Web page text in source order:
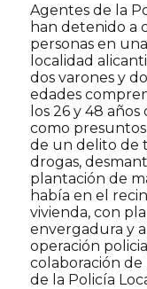
Agentes de la
han detenido a
personas en
localidad
dos varones y
edades
los 26 y 48 años
como
de un delito de
drogas,
plantación de
había en el
vivienda, con
envergadura y
operación
colaboración de
de la Policía